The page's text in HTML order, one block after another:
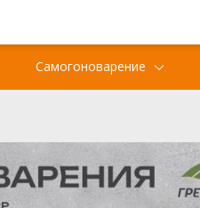
Самогоноварение